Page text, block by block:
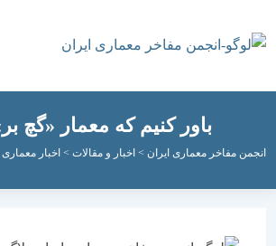
باور کنیم که معمار «گچ بر»
مفاخر معماری ایران > اخبار و مقالات>اخبار معماری و